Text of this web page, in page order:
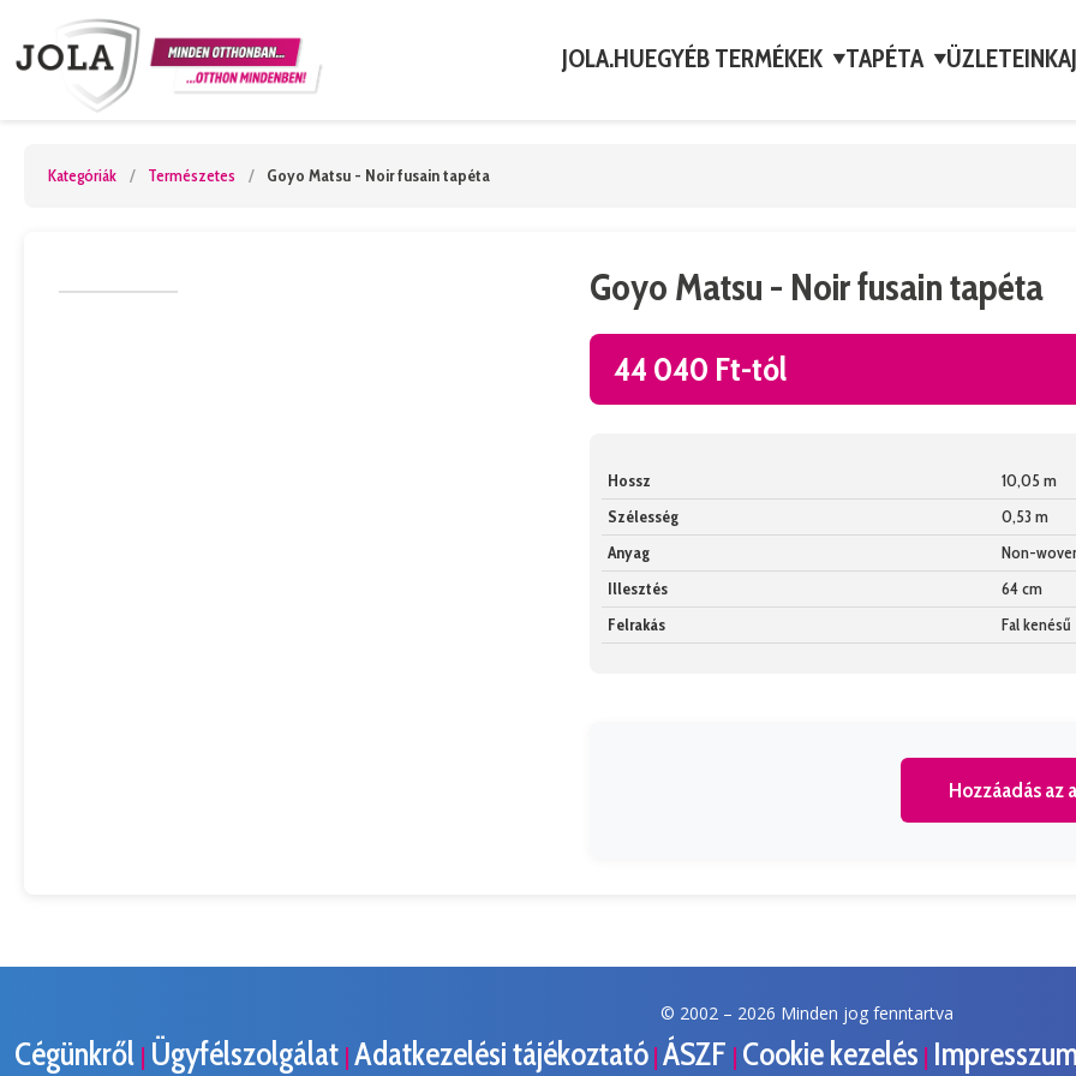
JOLA.HUEGYÉB TERMÉKEK ▼TAPÉTA ▼ÜZLETEINK
Kategóriák / Természetes / Goyo Matsu - Noir fusain tapéta
Goyo Matsu - Noir fusain tapéta
44 040 Ft-tól
Hossz
10,05 m
Szélesség
0,53 m
Anyag
Non-
Illesztés
64 cm
Felrakás
Fal kenésű
Hozzáadás az
© 2002 – 2026 Minden jog fenntartva
Cégünkről | Ügyfélszolgálat | Adatkezelési tájékoztató | ÁSZF | Cookie kezelés |